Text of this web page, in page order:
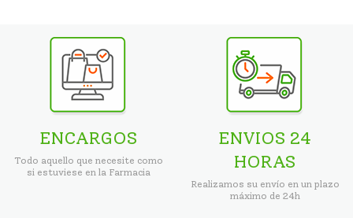
ENCARGOS
Todo aquello que necesite como
si estuviese en la Farmacia
ENVIOS 24
HORAS
Realizamos su envío en un plazo
máximo de 24h